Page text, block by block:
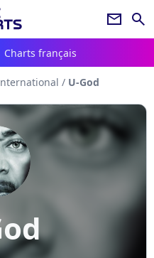
newsletter search
Charts français
/ U-God